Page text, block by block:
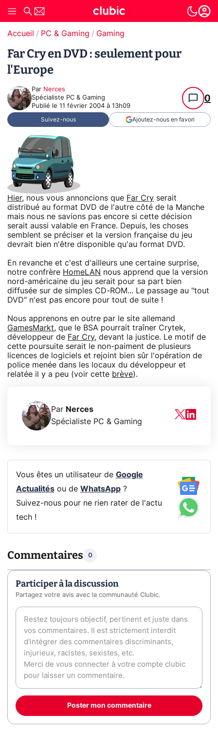
Accueil PC & Gaming Gaming
Far Cry en DVD : seulement pour
l'Europe
Par Nerces
Spécialiste PC & Gaming
Publié le 11 février 2004 à 13h09
0
Suivez-nous Ajoutez-nous en favori
Hier, nous vous annoncions que Far Cry serait
distribué au format DVD de l'autre côté de la Manche
mais nous ne savions pas encore si cette décision
serait aussi valable en France. Depuis, les choses
semblent se préciser et la version française du jeu
devrait bien n'être disponible qu'au format DVD.
En revanche et c'est d'ailleurs une certaine surprise,
notre confrère HomeLAN nous apprend que la version
nord-américaine du jeu serait pour sa part bien
diffusée sur de simples CD-ROM... Le passage au "tout
DVD" n'est pas encore pour tout de suite !
Nous apprenons en outre par le site allemand
GamesMarkt, que le BSA pourrait traîner Crytek,
développeur de Far Cry, devant la justice. Le motif de
cette poursuite serait le non-paiment de plusieurs
licences de logiciels et rejoint bien sûr l'opération de
police menée dans les locaux du développeur et
relatée il y a peu (voir cette brève).
Par Nerces
Spécialiste PC & Gaming
Vous êtes un utilisateur de Google
Actualitésou de WhatsApp?
Suivez-nous pour ne rien rater de l'actu
tech !
Commentaires 0
Participer à la discussion
Partagez votre avis avec la communauté Clubic.
Poster mon commentaire